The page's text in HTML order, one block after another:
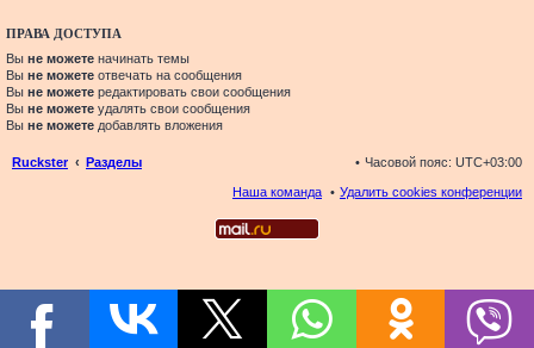
ПРАВА ДОСТУПА
Вы не можете начинать темы
Вы не можете отвечать на сообщения
Вы не можете редактировать свои сообщения
Вы не можете удалять свои сообщения
Вы не можете добавлять вложения
Ruckster Разделы Часовой пояс: UTC+03:00
Удалить cookies конференции
Наша команда